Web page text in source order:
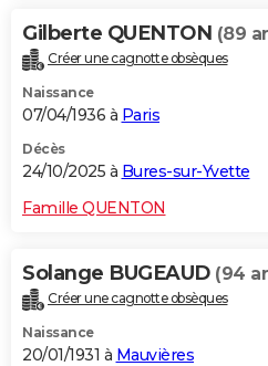
Gilberte QUENTON (89
Créer une cagnotte obsèques
Naissance
07/04/1936 à Paris
Décès
24/10/2025 à Bures-sur-Yvette
Famille QUENTON
Solange BUGEAUD (94
Créer une cagnotte obsèques
Naissance
20/01/1931 à Mauvières